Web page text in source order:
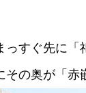
っすぐ先に「
その奥が「赤